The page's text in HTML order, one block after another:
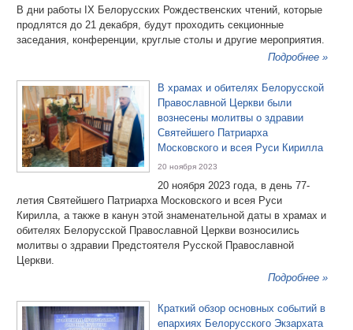
В дни работы IX Белорусских Рождественских чтений, которые
продлятся до 21 декабря, будут проходить секционные
заседания, конференции, круглые столы и другие мероприятия.
Подробнее »
В храмах и обителях Белорусской
Православной Церкви были
вознесены молитвы о здравии
Святейшего Патриарха
Московского и всея Руси Кирилла
20 ноября 2023
20 ноября 2023 года, в день 77-
летия Святейшего Патриарха Московского и всея Руси
Кирилла, а также в канун этой знаменательной даты в храмах и
обителях Белорусской Православной Церкви возносились
молитвы о здравии Предстоятеля Русской Православной
Церкви.
Подробнее »
Краткий обзор основных событий в
епархиях Белорусского Экзархата